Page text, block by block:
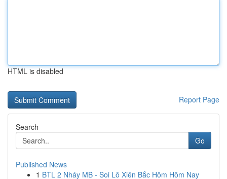
HTML is disabled
Report Page
Search
Go
Published News
1 BTL 2 Nháy MB - Soi Lô Xiên Bắc Hôm Hôm Nay